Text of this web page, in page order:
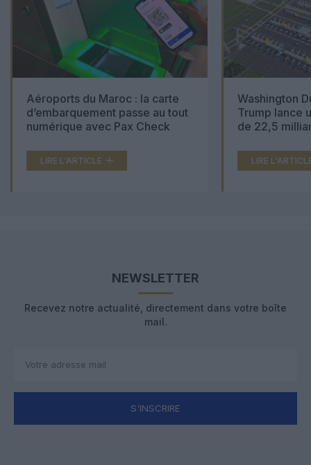
Aéroports du Maroc : la carte
d’embarquement passe au tout
numérique avec Pax Check
LIRE L'ARTICLE
Washington
Trump lance
de 22,5
LIRE
NEWSLETTER
Recevez notre actualité, directement dans votre boîte
mail.
S'INSCRIRE